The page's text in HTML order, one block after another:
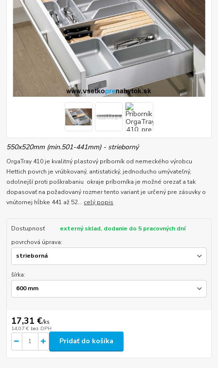
550x520mm (min.501-441mm) - strieborný
OrgaTray 410 je kvalitný plastový príborník od nemeckého výrobcu
Hettich povrch je vrúbkovaný, antistatický, jednoducho umývateľný,
odolnejší proti poškrabaniu okraje príborníka je možné orezať a tak
dopasovať na požadovaný rozmer tento variant je určený pre zásuvky o
vnútornej hĺbke 441 až 52... celý popis
Dostupnosť
externý sklad, dodanie do 5 pracovných dní
povrchová úprava:
šírka:
17,31 €/ks
14,07 € bez DPH
Pridať do košíka